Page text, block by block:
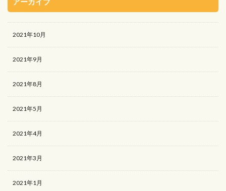
2021年10月
2021年9月
2021年8月
2021年5月
2021年4月
2021年3月
2021年1月